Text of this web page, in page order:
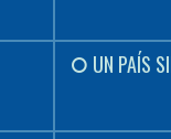
UN PAÍS